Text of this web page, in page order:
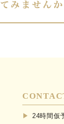
24時間仮